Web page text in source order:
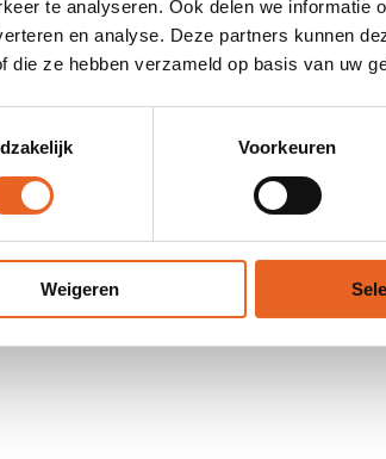
te analyseren. Ook delen we
en analyse. Deze partners kunnen
die ze hebben verzameld op basis van uw
Voorkeuren
Weigeren
leert de
hen bij
docent in
hun
tijdens
Een mentor is
voor een groep
leerlingen die